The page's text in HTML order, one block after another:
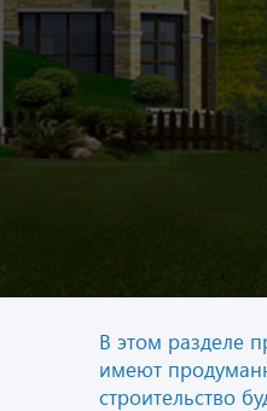
В этом разделе
имеют
строительство